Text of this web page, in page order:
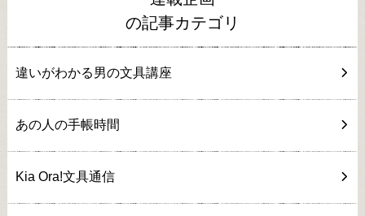
の記事カテゴリ
違いがわかる男の文具講座
あの人の手帳時間
Kia Ora!文具通信